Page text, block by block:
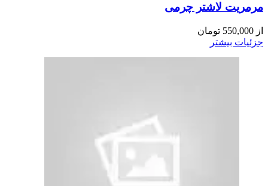
مرمریت لاشتر چرمی
از 550,000 تومان
جزئیات بیشتر